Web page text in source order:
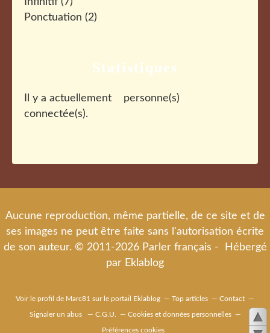
Ponctuation (2)
Statistiques
Il y a actuellement
personne(s)
connectée(s).
Aucune reproduction, même partielle, de ce site et de
ses images ne peut être faite sans l'autorisation écrite
de son auteur. © 2011-2026 Parler français - Hébergé
par Eklablog
Voir le profil de Marc81 sur le portail Eklablog Top articles Contact
Signaler un abus C.G.U. Cookies et données personnelles
Préférences cookies